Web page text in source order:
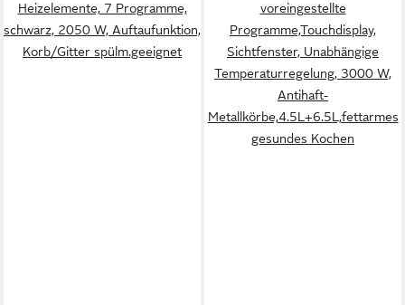
Heizelemente, 7 Programme,
schwarz, 2050 W, Auftaufunktion,
Korb/Gitter spülm.geeignet
voreingestellte
Programme,Touchdisplay,
Sichtfenster, Unabhängige
Temperaturregelung, 3000 W,
Antihaft-
Metallkörbe,4.5L+6.5L,fettarmes
gesundes Kochen